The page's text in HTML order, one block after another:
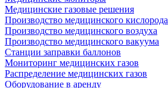
Медицинские газовые решения
Производство медицинского кислорода
Производство медицинского воздуха
Производство медицинского вакуума
Станции заправки баллонов
Мониторинг медицинских газов
Распределение медицинских газов
Оборудование в аренду